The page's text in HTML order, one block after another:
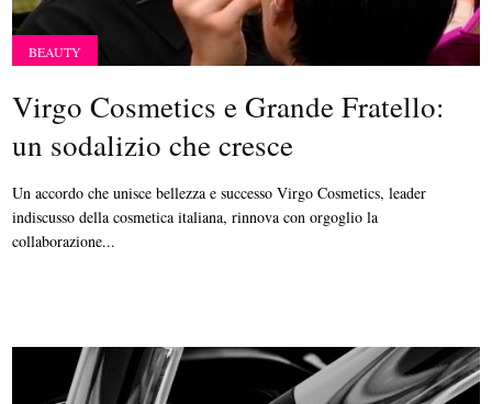
BEAUTY
Virgo Cosmetics e Grande Fratello:
un sodalizio che cresce
Un accordo che unisce bellezza e successo Virgo Cosmetics, leader
indiscusso della cosmetica italiana, rinnova con orgoglio la
collaborazione...